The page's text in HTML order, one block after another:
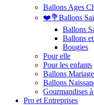
Ballons Ages
❤️💐Ballons
Ballons
Ballons
Bougies
Pour elle
Pour les enfants
Ballons
Ballons
Gourmandises
Pro et Entreprises